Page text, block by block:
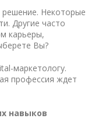
Некоторые
Другие часто
карьеры,
Вы?
-маркетологу.
профессия ждет
навыков